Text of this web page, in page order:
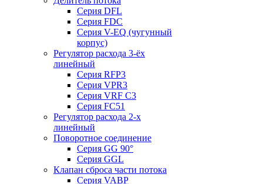
Серия DFL
Серия FDC
Серия V-EQ (чугунный
корпус)
Регулятор расхода 3-ёх
линейный
Серия RFP3
Серия VPR3
Серия VRF C3
Серия FC51
Регулятор расхода 2-х
линейный
Поворотное соединение
Серия GG 90°
Серия GGL
Клапан сброса части потока
Серия VABP